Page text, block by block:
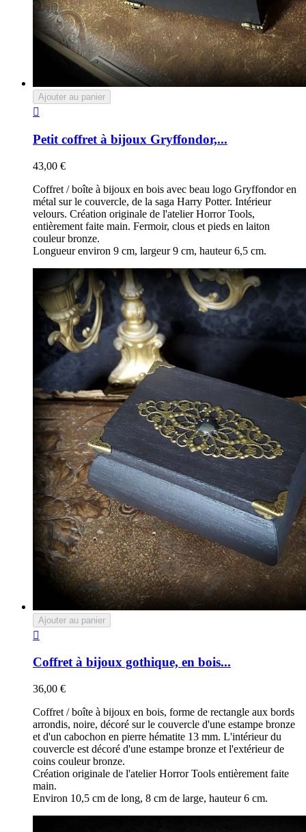
Ajouter au panier

Petit coffret à bijoux Gryffondor,...
43,00 €
Coffret / boîte à bijoux en bois avec beau logo Gryffondor en
métal sur le couvercle, de la saga Harry Potter. Intérieur
velours. Création originale de l'atelier Horror Tools,
entièrement faite main. Fermoir, clous et pieds en laiton
couleur bronze.
Longueur environ 9 cm, largeur 9 cm, hauteur 6,5 cm.
Ajouter au panier

Coffret à bijoux gothique, en bois...
36,00 €
Coffret / boîte à bijoux en bois, forme de rectangle aux bords
arrondis, noire, décoré sur le couvercle d'une estampe bronze
et d'un cabochon en pierre hématite 13 mm. L'intérieur du
couvercle est décoré d'une estampe bronze et l'extérieur de
coins couleur bronze.
Création originale de l'atelier Horror Tools entièrement faite
main.
Environ 10,5 cm de long, 8 cm de large, hauteur 6 cm.